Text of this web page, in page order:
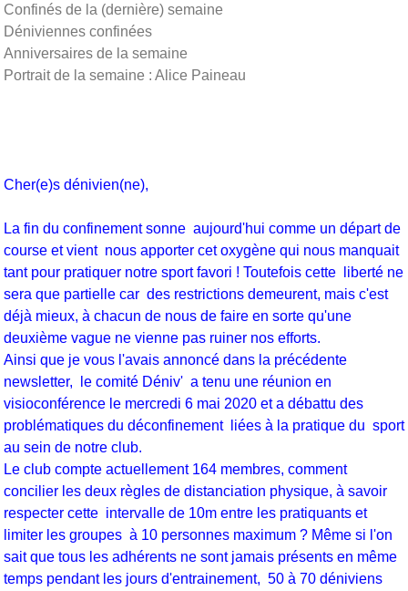
Confinés de la (dernière) semaine
Déniviennes confinées
Anniversaires de la semaine
Portrait de la semaine : Alice Paineau
Cher(e)s dénivien(ne),
La fin du confinement sonne aujourd'hui comme un départ de
course et vient nous apporter cet oxygène qui nous manquait
tant pour pratiquer notre sport favori ! Toutefois cette liberté ne
sera que partielle car des restrictions demeurent, mais c'est
déjà mieux, à chacun de nous de faire en sorte qu'une
deuxième vague ne vienne pas ruiner nos efforts.
Ainsi que je vous l'avais annoncé dans la précédente
newsletter, le comité Déniv' a tenu une réunion en
visioconférence le mercredi 6 mai 2020 et a débattu des
problématiques du déconfinement liées à la pratique du sport
au sein de notre club.
Le club compte actuellement 164 membres, comment
concilier les deux règles de distanciation physique, à savoir
respecter cette intervalle de 10m entre les pratiquants et
limiter les groupes à 10 personnes maximum ? Même si l'on
sait que tous les adhérents ne sont jamais présents en même
temps pendant les jours d'entrainement, 50 à 70 déniviens